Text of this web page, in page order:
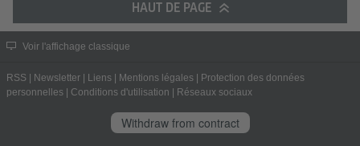
HAUT DE PAGE
Voir l'affichage classique
RSS Newsletter Liens Mentions légales
Protection des données
personnelles
Conditions d'utilisation Réseaux sociaux
Withdraw from contract